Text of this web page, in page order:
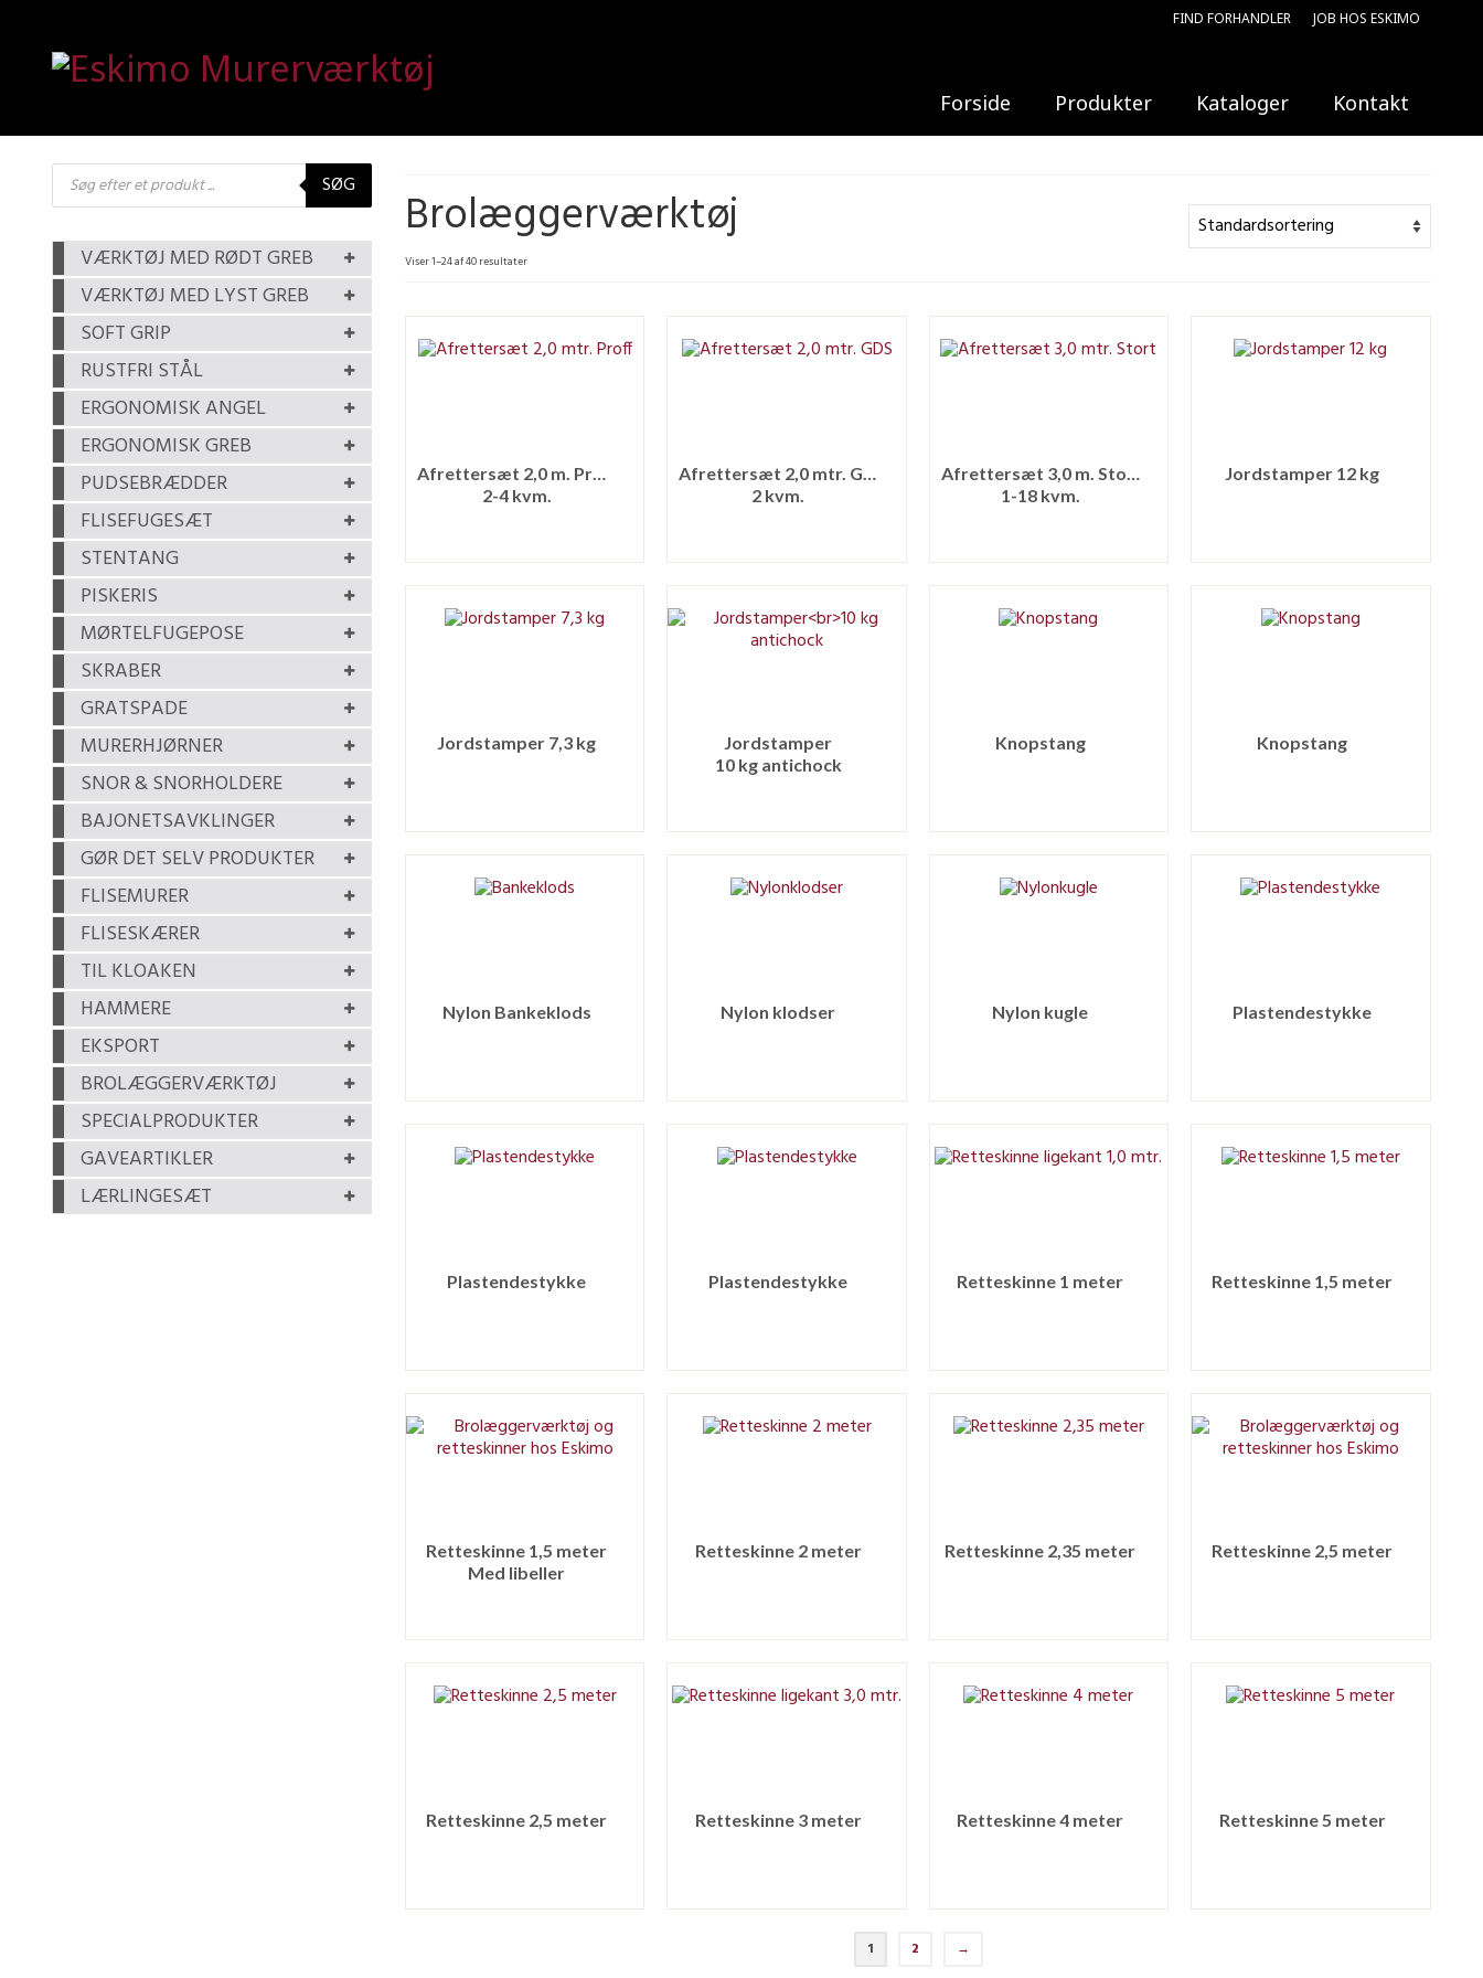
FIND FORHANDLER JOB HOS ESKIMO
Forside Produkter Kataloger Kontakt
Brolæggerværktøj
Viser 1–24 af 40 resultater
Afrettersæt 2,0 m. Proff
2-4 kvm.
Afrettersæt 2,0 mtr. GDS
2 kvm.
Afrettersæt 3,0 m. Stort
1-18 kvm.
Jordstamper 12 kg
Jordstamper 7,3 kg
Jordstamper
10 kg antichock
Knopstang Knopstang
Nylon Bankeklods Nylon klodser Nylon kugle Plastendestykke
Plastendestykke Plastendestykke Retteskinne 1 meter Retteskinne 1,5 meter
Retteskinne 1,5 meter
Med libeller
Retteskinne 2 meter Retteskinne 2,35 meter Retteskinne 2,5 meter
Retteskinne 2,5 meter Retteskinne 3 meter Retteskinne 4 meter Retteskinne 5 meter
1 2 →
Products
search SØG
VÆRKTØJ MED RØDT GREB
VÆRKTØJ MED LYST GREB
SOFT GRIP
RUSTFRI STÅL
ERGONOMISK ANGEL
ERGONOMISK GREB
PUDSEBRÆDDER
FLISEFUGESÆT
STENTANG
PISKERIS
MØRTELFUGEPOSE
SKRABER
GRATSPADE
MURERHJØRNER
SNOR & SNORHOLDERE
BAJONETSAVKLINGER
GØR DET SELV PRODUKTER
FLISEMURER
FLISESKÆRER
TIL KLOAKEN
HAMMERE
EKSPORT
BROLÆGGERVÆRKTØJ
SPECIALPRODUKTER
GAVEARTIKLER
LÆRLINGESÆT